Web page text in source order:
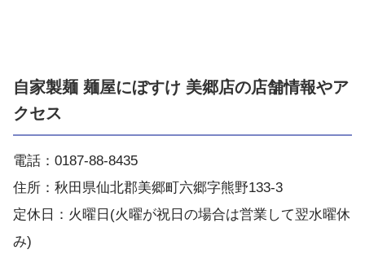
自家製麺 麺屋にぼすけ 美郷店の店舗情報やア
クセス
電話：0187-88-8435
住所：秋田県仙北郡美郷町六郷字熊野133-3
定休日：火曜日(火曜が祝日の場合は営業して翌水曜休
み)